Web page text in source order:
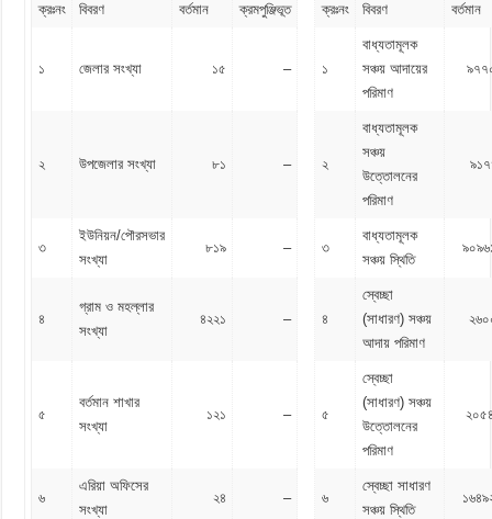
ক্রঃনং বিবরণ বর্তমান ক্রমপুঞ্জিভূত ক্রঃনং বিবরণ বর্তমান
১ জেলার সংখ্যা ১৫ – ১
বাধ্যতামূলক
সঞ্চয় আদায়ের
পরিমাণ
২ উপজেলার সংখ্যা ৮১ – ২
বাধ্যতামূলক
সঞ্চয়
উত্তোলনের
পরিমাণ
৩
ইউনিয়ন/পৌরসভার
সংখ্যা
৮১৯ – ৩
বাধ্যতামূলক
সঞ্চয় স্থিতি
৪
গ্রাম ও মহল্লার
সংখ্যা
৪২২১ – ৪
স্বেচ্ছা
(সাধারণ) সঞ্চয়
আদায় পরিমাণ
৫
বর্তমান শাখার
সংখ্যা
১২১ – ৫
স্বেচ্ছা
(সাধারণ) সঞ্চয়
উত্তোলনের
পরিমাণ
৬
এরিয়া অফিসের
সংখ্যা
২৪ – ৬
স্বেচ্ছা সাধারণ
সঞ্চয় স্থিতি